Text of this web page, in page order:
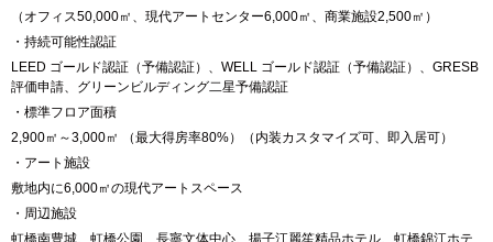
（オフィス50,000㎡、現代アートセンター6,000㎡、商業施設2,500㎡）
・持続可能性認証
LEED ゴールド認証（予備認証）、WELL ゴールド認証（予備認証）、GRESB
評価申請、グリーンビルディング二星予備認証
・標準フロア面積
2,900㎡～3,000㎡ （最大得房率80%）（内装カスタマイズ可、即入居可）
・アート施設
敷地内に6,000㎡の現代アートスペース
・周辺施設
虹橋南豊城、虹橋公園、長寧文体中心、揚子江麗笙精品ホテル、虹橋錦江ホテ